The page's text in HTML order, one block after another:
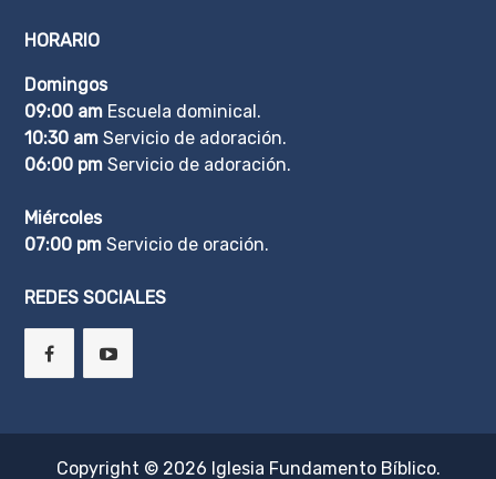
HORARIO
Domingos
09:00 am Escuela dominical.
10:30 am Servicio de adoración.
06:00 pm Servicio de adoración.
Miércoles
07:00 pm Servicio de oración.
REDES SOCIALES
Copyright © 2026 Iglesia Fundamento Bíblico.